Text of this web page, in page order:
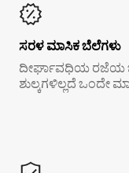
ಸರಳ ಮಾಸಿಕ ಬೆಲೆಗಳು
ದೀರ್ಘಾವಧಿಯ ರಜೆಯ
ಶುಲ್ಕಗಳಿಲ್ಲದೆ ಒಂದೇ